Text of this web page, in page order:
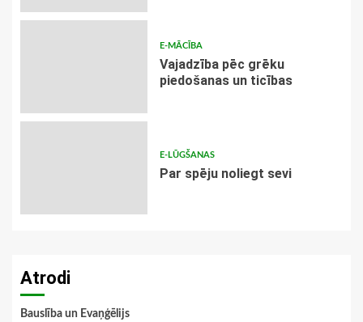
E-MĀCĪBA
Vajadzība pēc grēku
piedošanas un ticības
E-LŪGŠANAS
Par spēju noliegt sevi
Atrodi
Bauslība un Evaņģēlijs